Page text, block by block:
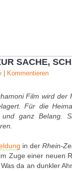
SACHE,
Kommentieren
Film wird der
Für die
ganz Belang.
in der Rhein-
Zuge einer neuen
da an dunkler